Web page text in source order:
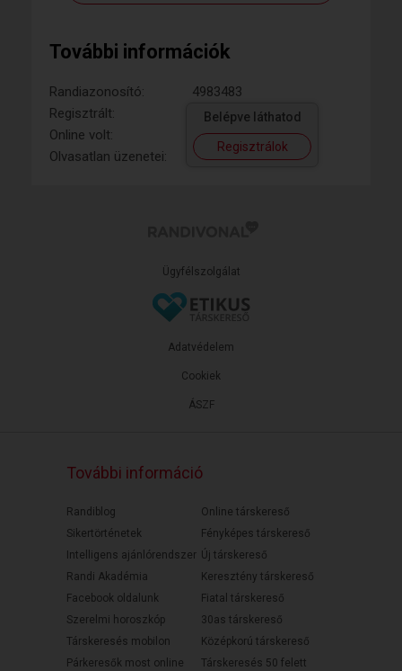
További információk
Randiazonosító:
4983483
Regisztrált:
Online volt:
Olvasatlan üzenetei:
Belépve láthatod
Regisztrálok
Ügyfélszolgálat
ÁSZF
Adatvédelem
Cookiek
További információ
Randiblog
Sikertörténetek
Intelligens ajánlórendszer
Randi Akadémia
Facebook oldalunk
Szerelmi horoszkóp
Társkeresés mobilon
Párkeresők most online
Online társkereső
Fényképes társkereső
Új társkereső
Keresztény társkereső
Fiatal társkereső
30as társkereső
Középkorú társkereső
Társkeresés 50 felett